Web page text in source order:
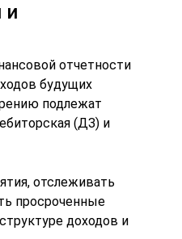
и
отчетности
будущих
подлежат
(ДЗ) и
отслеживать
просроченные
доходов и